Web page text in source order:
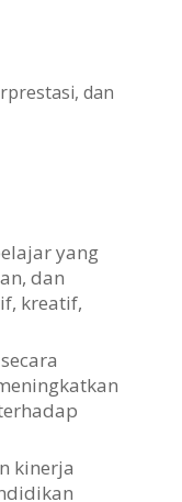
dan
yang
dan
kreatif,
kinerja